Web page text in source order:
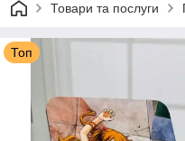
Товари та послуги
Топ